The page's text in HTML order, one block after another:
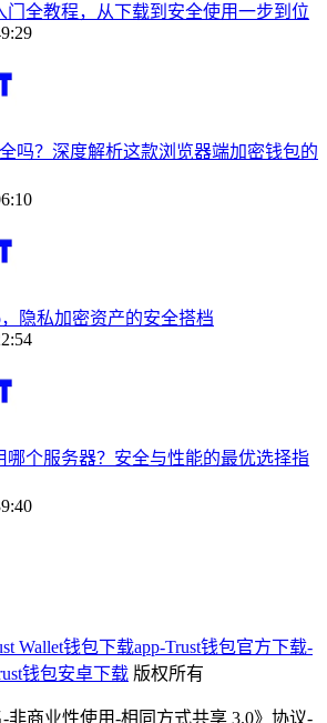
门全教程，从下载到安全使用一步到位
吗？深度解析这款浏览器端加密钱包的
隐私加密资产的安全搭档
哪个服务器？安全与性能的最优选择指
Wallet钱包下载app-Trust钱包官方下载-
钱包安卓下载 版权所有
非商业性使用-相同方式共享 3.0》协议-